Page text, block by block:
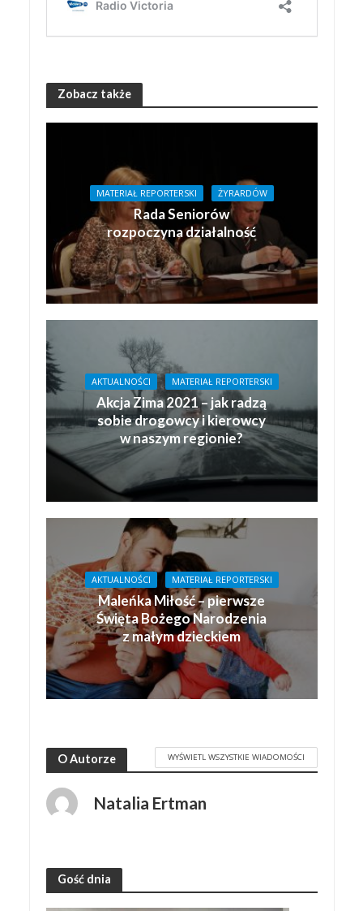
Zobacz także
MATERIAŁ REPORTERSKI ŻYRARDÓW
Rada Seniorów
rozpoczyna działalność
AKTUALNOŚCI MATERIAŁ REPORTERSKI
Akcja Zima 2021 – jak radzą
sobie drogowcy i kierowcy
w naszym regionie?
AKTUALNOŚCI MATERIAŁ REPORTERSKI
Maleńka Miłość – pierwsze
Święta Bożego Narodzenia
z małym dzieckiem
O Autorze WYŚWIETL WSZYSTKIE WIADOMOŚCI
Natalia Ertman
Gość dnia